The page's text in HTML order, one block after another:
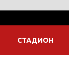
СТАДИОН